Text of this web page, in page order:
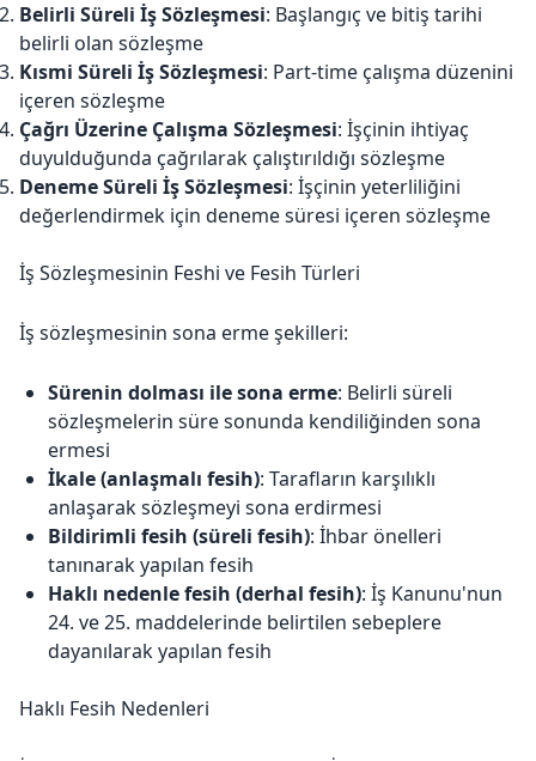
Belirli Süreli İş Sözleşmesi: Başlangıç ve bitiş tarihi
belirli olan sözleşme
Kısmi Süreli İş Sözleşmesi: Part-time çalışma düzenini
içeren sözleşme
Çağrı Üzerine Çalışma Sözleşmesi: İşçinin ihtiyaç
duyulduğunda çağrılarak çalıştırıldığı sözleşme
Deneme Süreli İş Sözleşmesi: İşçinin yeterliliğini
değerlendirmek için deneme süresi içeren sözleşme
İş Sözleşmesinin Feshi ve Fesih Türleri
İş sözleşmesinin sona erme şekilleri:
Sürenin dolması ile sona erme: Belirli süreli
sözleşmelerin süre sonunda kendiliğinden sona
ermesi
İkale (anlaşmalı fesih): Tarafların karşılıklı
anlaşarak sözleşmeyi sona erdirmesi
Bildirimli fesih (süreli fesih): İhbar önelleri
tanınarak yapılan fesih
Haklı nedenle fesih (derhal fesih): İş Kanunu'nun
24. ve 25. maddelerinde belirtilen sebeplere
dayanılarak yapılan fesih
Haklı Fesih Nedenleri